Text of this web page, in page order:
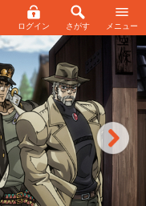
ログイン さがす メニュー